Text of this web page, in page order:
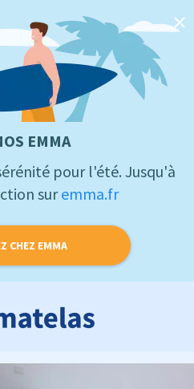
EMMA
pour l'été. Jusqu'à
suremma.fr
CHEZ EMMA